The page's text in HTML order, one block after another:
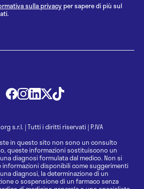
sulla privacyper sapere di più sul
s.r.l. | Tutti i diritti riservati | P.IVA
in questo sito non sono un consulto
queste informazioni sostituiscono un
diagnosi formulata dal medico. Non si
informazioni disponibili come suggerimenti
diagnosi, la determinazione di un
o sospensione di un farmaco senza